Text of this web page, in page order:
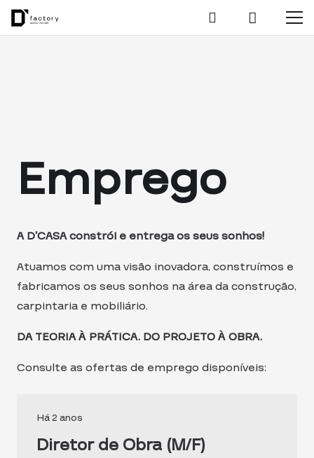
Emprego
A D’CASA constrói e entrega os seus sonhos!
Atuamos com uma visão inovadora, construímos e
fabricamos os seus sonhos na área da construção,
carpintaria e mobiliário.
DA TEORIA À PRÁTICA. DO PROJETO À OBRA.
Consulte as ofertas de emprego disponíveis:
Há 2 anos
Diretor de Obra (M/F)